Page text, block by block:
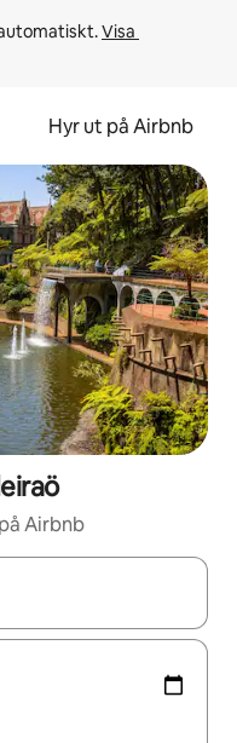
Visa
Hyr ut på Airbnb
Airbnb
navigera med upp- och